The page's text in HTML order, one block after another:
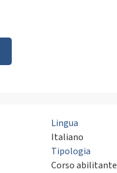
Lingua
Italiano
Tipologia
Corso abilitante